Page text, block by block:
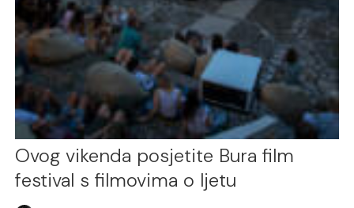
Ovog vikenda posjetite Bura film
festival s filmovima o ljetu